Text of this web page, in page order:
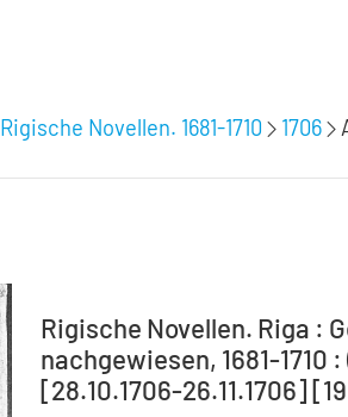
Rigische Novellen. 1681-1710 1706
Rigische Novellen. Riga :
nachgewiesen, 1681-1710 :
[28.10.1706-26.11.1706]